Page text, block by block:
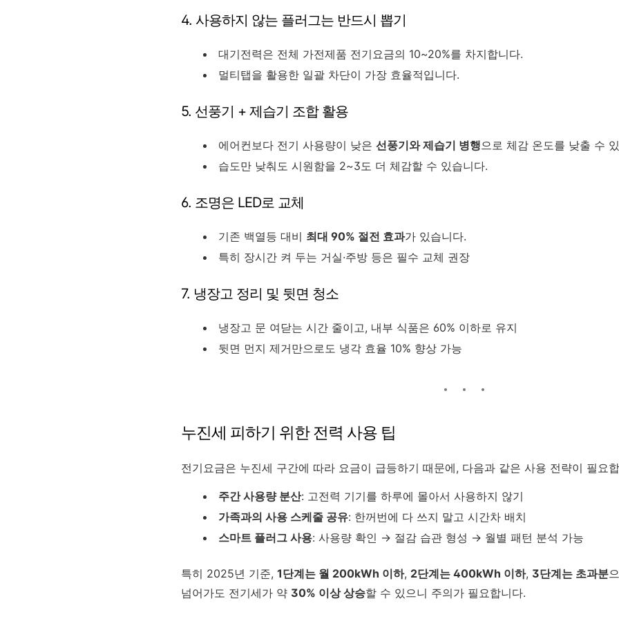
4. 사용하지 않는 플러그는 반드시 뽑기
대기전력은 전체 가전제품 전기요금의 10~20%를 차지합니다.
멀티탭을 활용한 일괄 차단이 가장 효율적입니다.
5. 선풍기 + 제습기 조합 활용
에어컨보다 전기 사용량이 낮은 선풍기와 제습기 병행으로 체감 온도를 낮출 수
습도만 낮춰도 시원함을 2~3도 더 체감할 수 있습니다.
6. 조명은 LED로 교체
기존 백열등 대비 최대 90% 절전 효과가 있습니다.
특히 장시간 켜 두는 거실·주방 등은 필수 교체 권장
7. 냉장고 정리 및 뒷면 청소
냉장고 문 여닫는 시간 줄이고, 내부 식품은 60% 이하로 유지
뒷면 먼지 제거만으로도 냉각 효율 10% 향상 가능
누진세 피하기 위한 전력 사용 팁
전기요금은 누진세 구간에 따라 요금이 급등하기 때문에, 다음과 같은 사용 전략이 필요
주간 사용량 분산: 고전력 기기를 하루에 몰아서 사용하지 않기
가족과의 사용 스케줄 공유: 한꺼번에 다 쓰지 말고 시간차 배치
스마트 플러그 사용: 사용량 확인 → 절감 습관 형성 → 월별 패턴 분석 가능
특히 2025년 기준, 1단계는 월 200kWh 이하, 2단계는 400kWh 이하, 3단계는 초과분
넘어가도 전기세가 약 30% 이상 상승할 수 있으니 주의가 필요합니다.